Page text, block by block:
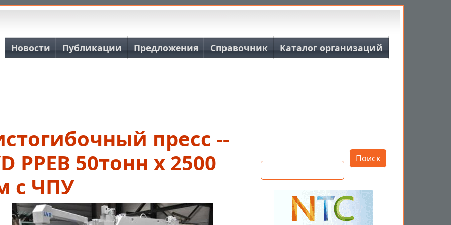
Основная навигация
Новости Публикации Предложения Справочник Каталог организаций
пресс --
PPEB 50тонн x 2500
с ЧПУ